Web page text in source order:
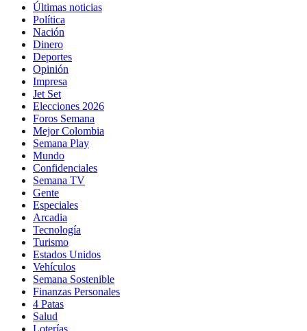
Últimas noticias
Política
Nación
Dinero
Deportes
Opinión
Impresa
Jet Set
Elecciones 2026
Foros Semana
Mejor Colombia
Semana Play
Mundo
Confidenciales
Semana TV
Gente
Especiales
Arcadia
Tecnología
Turismo
Estados Unidos
Vehículos
Semana Sostenible
Finanzas Personales
4 Patas
Salud
Loterías